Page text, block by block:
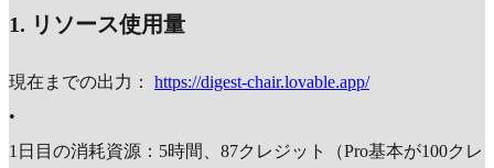
1. リソース使用量
現在までの出力： https://digest-chair.lovable.app/
•
1日目の消耗資源：5時間、87クレジット（Pro基本が100クレ